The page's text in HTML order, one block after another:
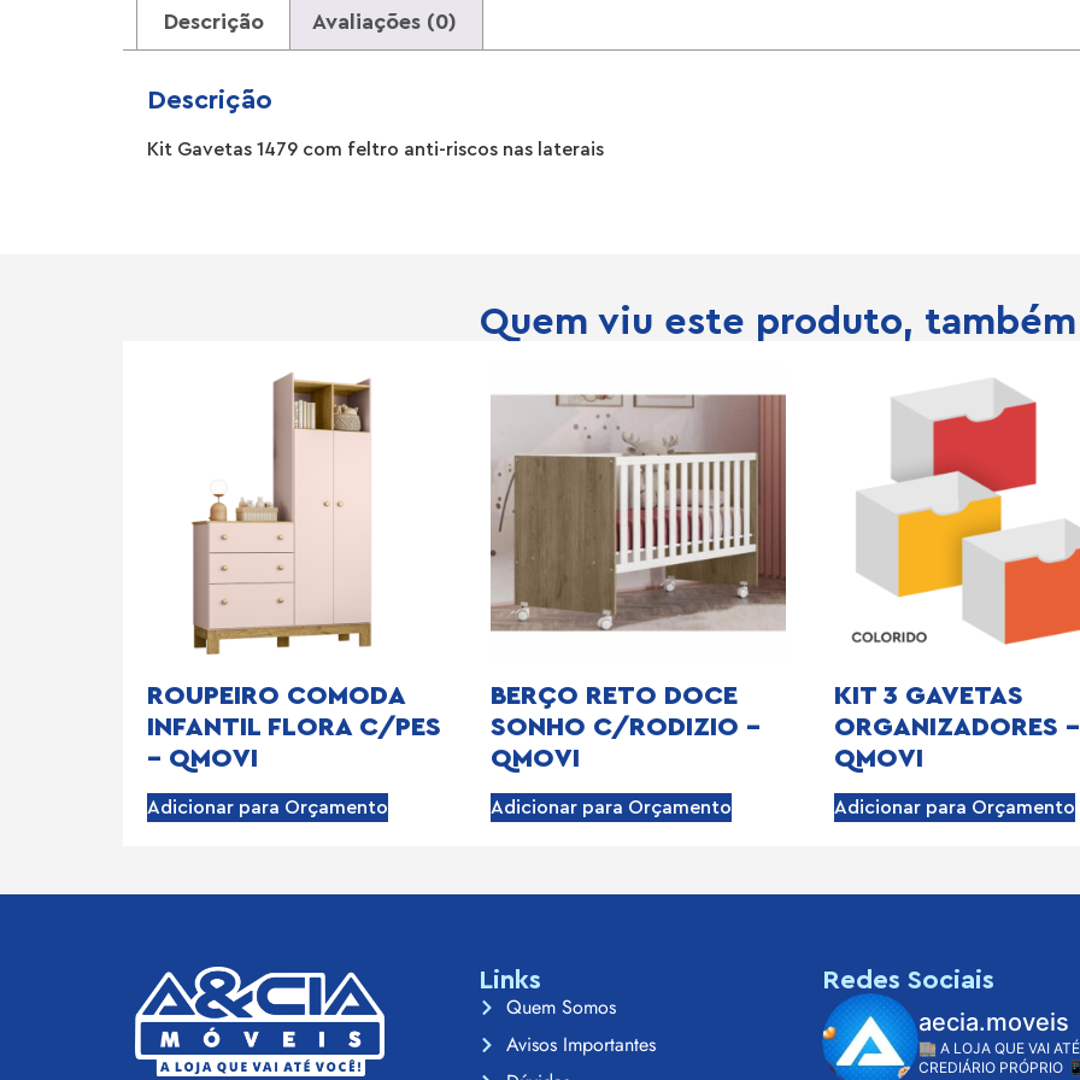
Descrição Avaliações (0)
Descrição
Kit Gavetas 1479 com feltro anti-riscos nas laterais
Quem viu este produto,
ROUPEIRO COMODA
INFANTIL FLORA C/PES
– QMOVI
Adicionar para Orçamento
BERÇO RETO DOCE
SONHO C/RODIZIO –
QMOVI
Adicionar para Orçamento
KIT 3 GAVETAS
ORGANIZADORES –
QMOVI
Adicionar para Orçamento
Links
Quem Somos
Avisos Importantes
Redes Sociais
aecia.moveis
🏬 A LOJA QUE VAI
CREDIÁRIO PRÓPRIO